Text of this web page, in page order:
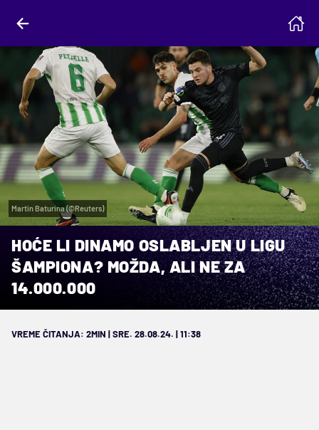
Martin Baturina (©Reuters)
HOĆE LI DINAMO OSLABLJEN U LIGU
ŠAMPIONA? MOŽDA, ALI NE ZA
14.000.000
VREME ČITANJA: 2MIN | SRE. 28.08.24. | 11:38